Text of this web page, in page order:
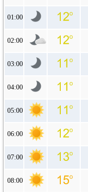
01:00
02:00
03:00
04:00
05:00
06:00
07:00
08:00